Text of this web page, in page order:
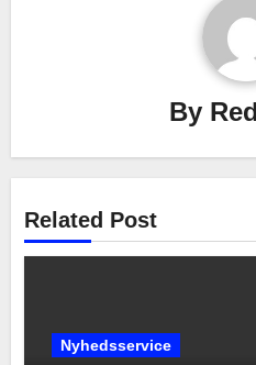
By
Related Post
Nyhedsservice